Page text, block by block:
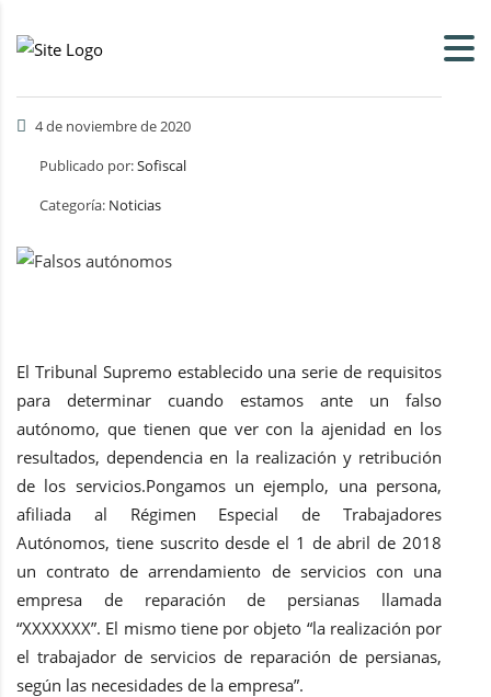
4 de noviembre de 2020
Publicado por:Sofiscal
Categoría: Noticias
El Tribunal Supremo establecido una serie de requisitos
para determinar cuando estamos ante un falso
autónomo, que tienen que ver con la ajenidad en los
resultados, dependencia en la realización y retribución
de los servicios.Pongamos un ejemplo, una persona,
afiliada al Régimen Especial de Trabajadores
Autónomos, tiene suscrito desde el 1 de abril de 2018
un contrato de arrendamiento de servicios con una
empresa de reparación de persianas llamada
“XXXXXXX”. El mismo tiene por objeto “la realización por
el trabajador de servicios de reparación de persianas,
según las necesidades de la empresa”.